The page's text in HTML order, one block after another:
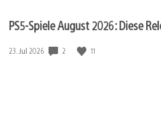
PS5-Spiele August 2026: Diese
Veröffentlichungsdatum:
23. Jul 2026 2 11